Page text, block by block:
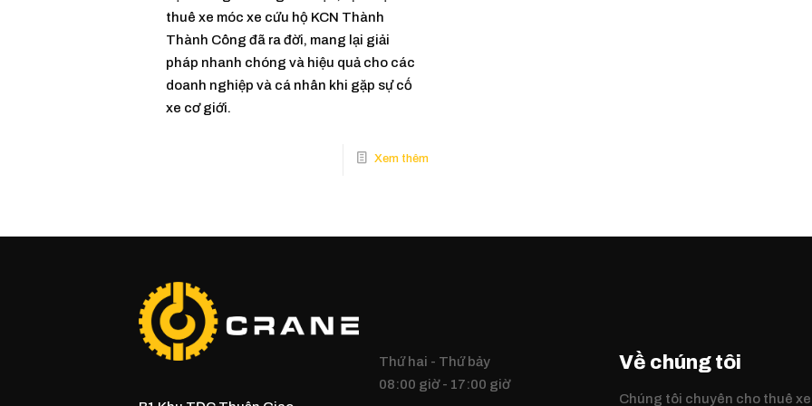
thuê xe móc xe cứu hộ KCN Thành
Thành Công đã ra đời, mang lại giải
pháp nhanh chóng và hiệu quả cho các
doanh nghiệp và cá nhân khi gặp sự cố
xe cơ giới.
Thứ hai - Thứ bảy
08:00 giờ - 17:00 giờ
Về chúng tôi
Chúng tôi chuyên cho thuê